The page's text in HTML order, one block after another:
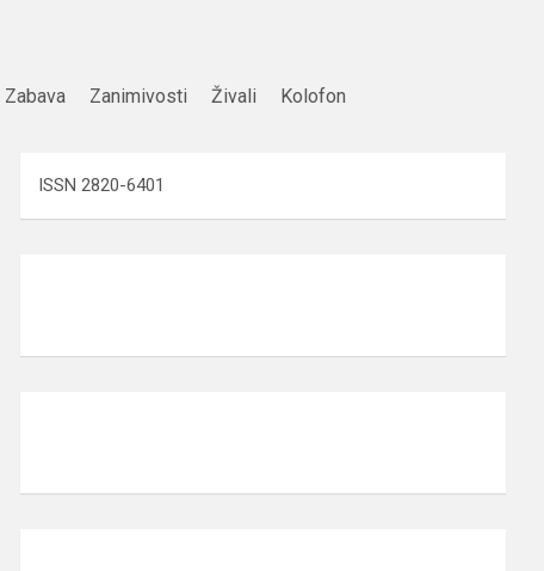
Zabava Zanimivosti Živali Kolofon
ISSN 2820-6401